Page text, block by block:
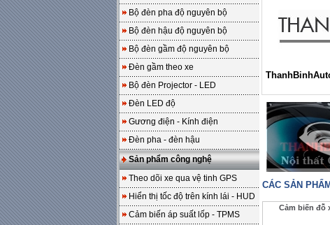
Bộ đèn pha độ nguyên bộ
Bộ đèn hậu độ nguyên bộ
Bộ đèn gầm độ nguyên bộ
Đèn gầm theo xe
Bộ đèn Projector - LED
Đèn LED độ
Gương điện - Kính điện
Đèn pha - đèn hậu
Sản phẩm công nghệ
Theo dõi xe qua vệ tinh GPS
Hiển thị tốc độ trên kính lái - HUD
Cảm biến áp suất lốp - TPMS
CÁC SẢN
Cảm biến đỗ